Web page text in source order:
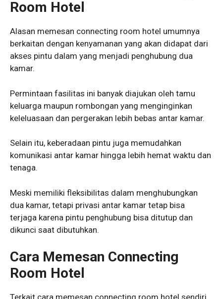
Room Hotel
Alasan memesan connecting room hotel umumnya
berkaitan dengan kenyamanan yang akan didapat dari
akses pintu dalam yang menjadi penghubung dua
kamar.
Permintaan fasilitas ini banyak diajukan oleh tamu
keluarga maupun rombongan yang menginginkan
keleluasaan dan pergerakan lebih bebas antar kamar.
Selain itu, keberadaan pintu juga memudahkan
komunikasi antar kamar hingga lebih hemat waktu dan
tenaga.
Meski memiliki fleksibilitas dalam menghubungkan
dua kamar, tetapi privasi antar kamar tetap bisa
terjaga karena pintu penghubung bisa ditutup dan
dikunci saat dibutuhkan.
Cara Memesan Connecting
Room Hotel